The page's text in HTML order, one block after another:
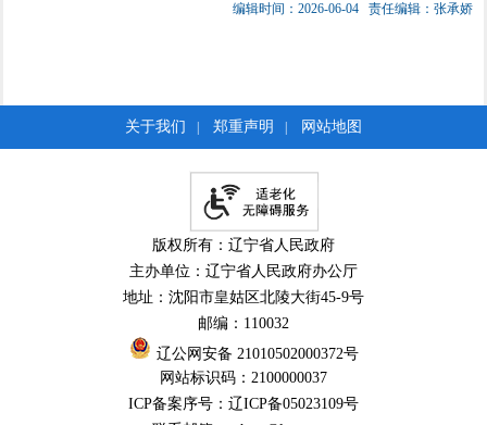
编辑时间：2026-06-04 责任编辑：张承娇
关于我们 郑重声明 网站地图
版权所有：辽宁省人民政府
主办单位：辽宁省人民政府办公厅
地址：沈阳市皇姑区北陵大街45-9号
邮编：110032
辽公网安备 21010502000372号
网站标识码：2100000037
ICP备案序号：辽ICP备05023109号